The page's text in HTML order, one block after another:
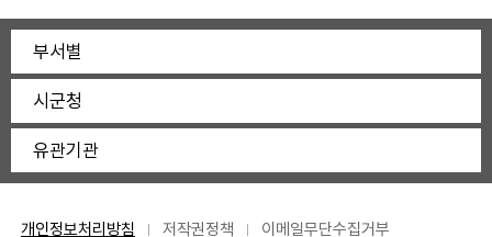
부서별
시군청
유관기관
개인정보처리방침 저작권정책 이메일무단수집거부